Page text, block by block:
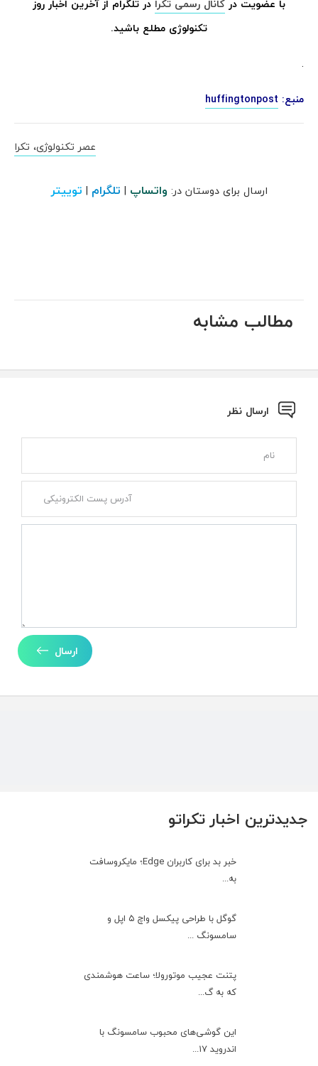
جدیدترین اخبار تکراتو
خبر بد برای کاربران Edge؛ مایکروسافت
به‌...
گوگل با طراحی پیکسل واچ ۵ اپل و
سامسونگ ...
پتنت عجیب موتورولا؛ ساعت هوشمندی
که به گ...
این گوشی‌های محبوب سامسونگ با
اندروید ۱۷...
با عضویت در کانال رسمی تکرا در تلگرام از آخرین اخبار روز
تکنولوژی مطلع باشید.
.
منبع: huffingtonpost
عصر تکنولوژی، تکرا
ارسال برای دوستان در: واتساپ | تلگرام | توییتر
مطالب مشابه
ارسال نظر
ارسال